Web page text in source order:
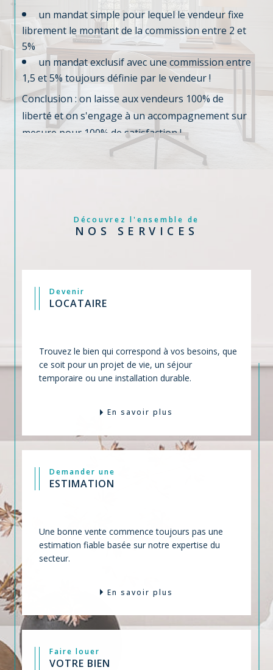
un mandat simple pour lequel le vendeur fixe
librement le montant de la commission entre 2 et
5%
un mandat exclusif avec une commission entre
1,5 et 5% toujours définie par le vendeur !
Conclusion : on laisse aux vendeurs 100% de
liberté et on s'engage à un accompagnement sur
mesure pour 100% de satisfaction !
Découvrez l'ensemble de
NOS SERVICES
Devenir
LOCATAIRE
Trouvez le bien qui correspond à vos besoins, que
ce soit pour un projet de vie, un séjour
temporaire ou une installation durable.
En savoir plus
Demander une
ESTIMATION
Une bonne vente commence toujours pas une
estimation fiable basée sur notre expertise du
secteur.
En savoir plus
Faire louer
VOTRE BIEN